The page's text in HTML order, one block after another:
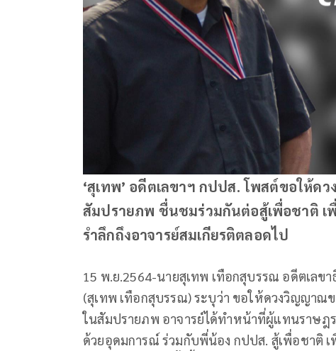
‘สุเทพ’ อดีตเลขาฯ กปปส. โพสต์ขอให้
สัมปรายภพ ชื่นชมร่วมกันต่อสู้เพื่อชาติ เ
รำลึกถึงอาจารย์สมเกียรติตลอดไป
15 พ.ย.2564-นายสุเทพ เทือกสุบรรณ อดีตเลข
(สุเทพ เทือกสุบรรณ) ระบุว่า ขอให้ดวงวิญญาณ
ในสัมปรายภพ อาจารย์ได้ทำหน้าที่ผู้แทนราษ
ด้วยอุดมการณ์ ร่วมกับพี่น้อง กปปส. สู้เพื่อชาติ